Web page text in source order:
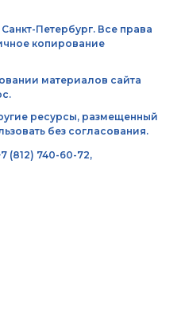
Петербург. Все права
копирование
материалов сайта
ресурсы, размещенный
без согласования.
(812) 740-60-72,